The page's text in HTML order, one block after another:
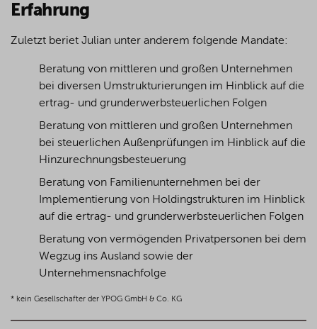
Erfahrung
Zuletzt beriet Julian unter anderem folgende Mandate:
Beratung von mittleren und großen Unternehmen
bei diversen Umstrukturierungen im Hinblick auf die
ertrag- und grunderwerbsteuerlichen Folgen
Beratung von mittleren und großen Unternehmen
bei steuerlichen Außenprüfungen im Hinblick auf die
Hinzurechnungsbesteuerung
Beratung von Familienunternehmen bei der
Implementierung von Holdingstrukturen im Hinblick
auf die ertrag- und grunderwerbsteuerlichen Folgen
Beratung von vermögenden Privatpersonen bei dem
Wegzug ins Ausland sowie der
Unternehmensnachfolge
* kein Gesellschafter der YPOG GmbH & Co. KG